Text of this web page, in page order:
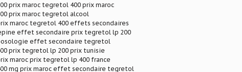
prix maroc tegretol 400 prix maroc
prix maroc tegretol alcool
maroc tegretol 400 effets secondaires
effet secondaire prix tegretol lp 200
effet secondaire tegretol
prix tegretol lp 200 prix tunisie
maroc prix tegretol lp 400 france
mg prix maroc effet secondaire tegretol